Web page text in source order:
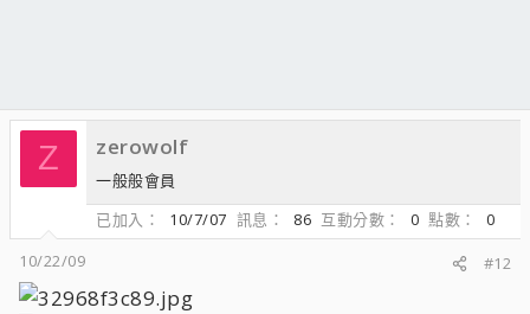
Z zerowolf
一般般會員
已加入
10/7/07 訊息 86 互動分數 0 點數
0
10/22/09
#12